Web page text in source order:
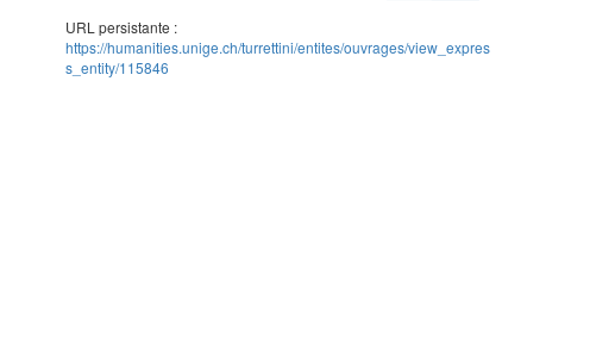
URL persistante :
https://humanities.unige.ch/turrettini/entites/ouvrages/view_expres
s_entity/115846